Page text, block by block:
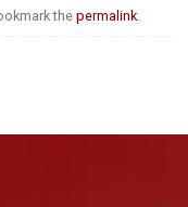
the permalink